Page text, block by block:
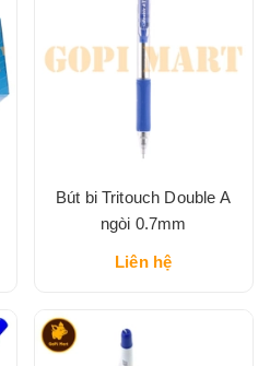
Bút bi Tritouch Double A
ngòi 0.7mm
Liên hệ